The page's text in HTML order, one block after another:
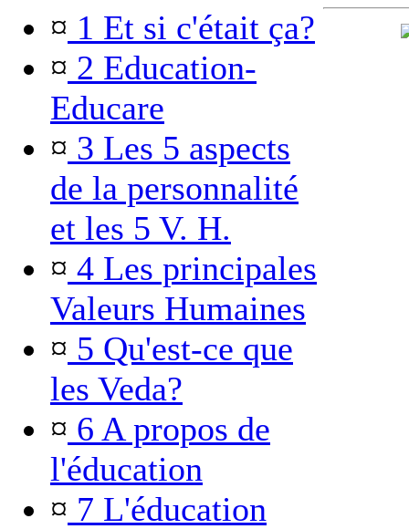
¤ 1 Et si c'était ça?
¤ 2 Education-
Educare
¤ 3 Les 5 aspects
de la personnalité
et les 5 V. H.
¤ 4 Les principales
Valeurs Humaines
¤ 5 Qu'est-ce que
les Veda?
¤ 6 A propos de
l'éducation
¤ 7 L'éducation